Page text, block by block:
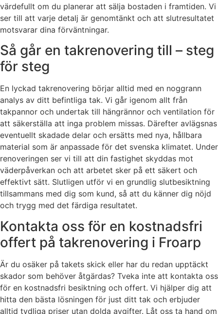
värdefullt om du planerar att sälja bostaden i framtiden. Vi
ser till att varje detalj är genomtänkt och att slutresultatet
motsvarar dina förväntningar.
Så går en takrenovering till – steg
för steg
En lyckad takrenovering börjar alltid med en noggrann
analys av ditt befintliga tak. Vi går igenom allt från
takpannor och undertak till hängrännor och ventilation för
att säkerställa att inga problem missas. Därefter avlägsnas
eventuellt skadade delar och ersätts med nya, hållbara
material som är anpassade för det svenska klimatet. Under
renoveringen ser vi till att din fastighet skyddas mot
väderpåverkan och att arbetet sker på ett säkert och
effektivt sätt. Slutligen utför vi en grundlig slutbesiktning
tillsammans med dig som kund, så att du känner dig nöjd
och trygg med det färdiga resultatet.
Kontakta oss för en kostnadsfri
offert på takrenovering i Froarp
Är du osäker på takets skick eller har du redan upptäckt
skador som behöver åtgärdas? Tveka inte att kontakta oss
för en kostnadsfri besiktning och offert. Vi hjälper dig att
hitta den bästa lösningen för just ditt tak och erbjuder
alltid tydliga priser utan dolda avgifter. Låt oss ta hand om